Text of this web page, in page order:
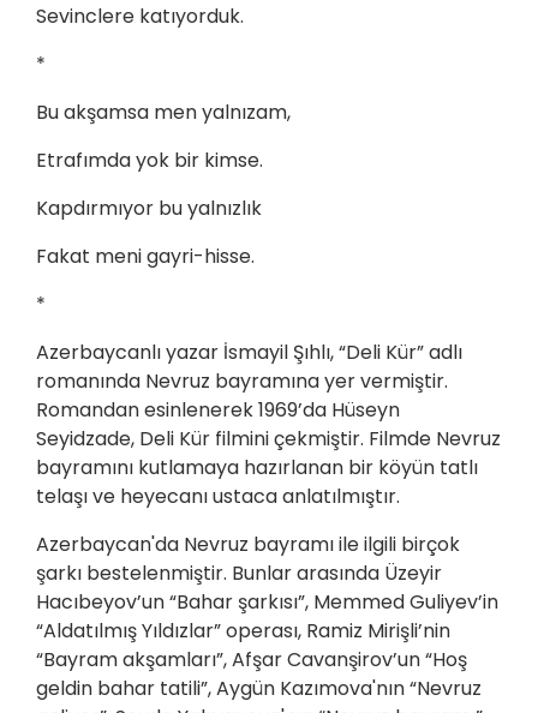
Sevinclere katıyorduk.
*
Bu akşamsa men yalnızam,
Etrafımda yok bir kimse.
Kapdırmıyor bu yalnızlık
Fakat meni gayri-hisse.
*
Azerbaycanlı yazar İsmayil Şıhlı, “Deli Kür” adlı
romanında Nevruz bayramına yer vermiştir.
Romandan esinlenerek 1969’da Hüseyn
Seyidzade, Deli Kür filmini çekmiştir. Filmde Nevruz
bayramını kutlamaya hazırlanan bir köyün tatlı
telaşı ve heyecanı ustaca anlatılmıştır.
Azerbaycan'da Nevruz bayramı ile ilgili birçok
şarkı bestelenmiştir. Bunlar arasında Üzeyir
Hacıbeyov’un “Bahar şarkısı”, Memmed Guliyev’in
“Aldatılmış Yıldızlar” operası, Ramiz Mirişli’nin
“Bayram akşamları”, Afşar Cavanşirov’un “Hoş
geldin bahar tatili”, Aygün Kazımova'nın “Nevruz